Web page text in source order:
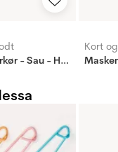
Maskemarkør - Sau - Hvit
Kort